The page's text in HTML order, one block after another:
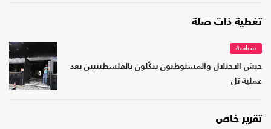
تغطية ذات صلة
سياسة
جيش الاحتلال والمستوطنون ينكّلون بالفلسطينيين بعد
عملية تل
تقرير خاص